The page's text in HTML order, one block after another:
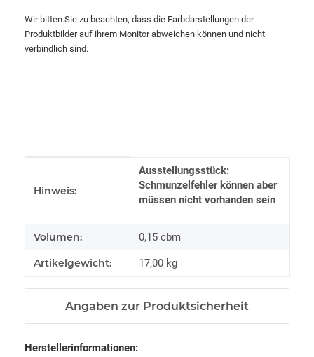
Wir bitten Sie zu beachten, dass die Farbdarstellungen der
Produktbilder auf ihrem Monitor abweichen können und nicht
verbindlich sind.
Hinweis:
Ausstellungsstück:
Schmunzelfehler können aber
müssen nicht vorhanden sein
Volumen: 0,15 cbm
Artikelgewicht: 17,00 kg
Angaben zur Produktsicherheit
Herstellerinformationen: